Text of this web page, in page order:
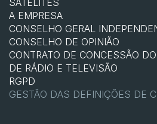
A EMPRESA
CONSELHO GERAL
CONSELHO DE OPINIÃO
CONTRATO DE CONCESSÃO
DE RÁDIO E TELEVISÃO
RGPD
GESTÃO DAS DEFINIÇÕES DE